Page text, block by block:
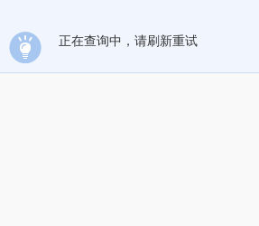
正在查询中，请刷新重试